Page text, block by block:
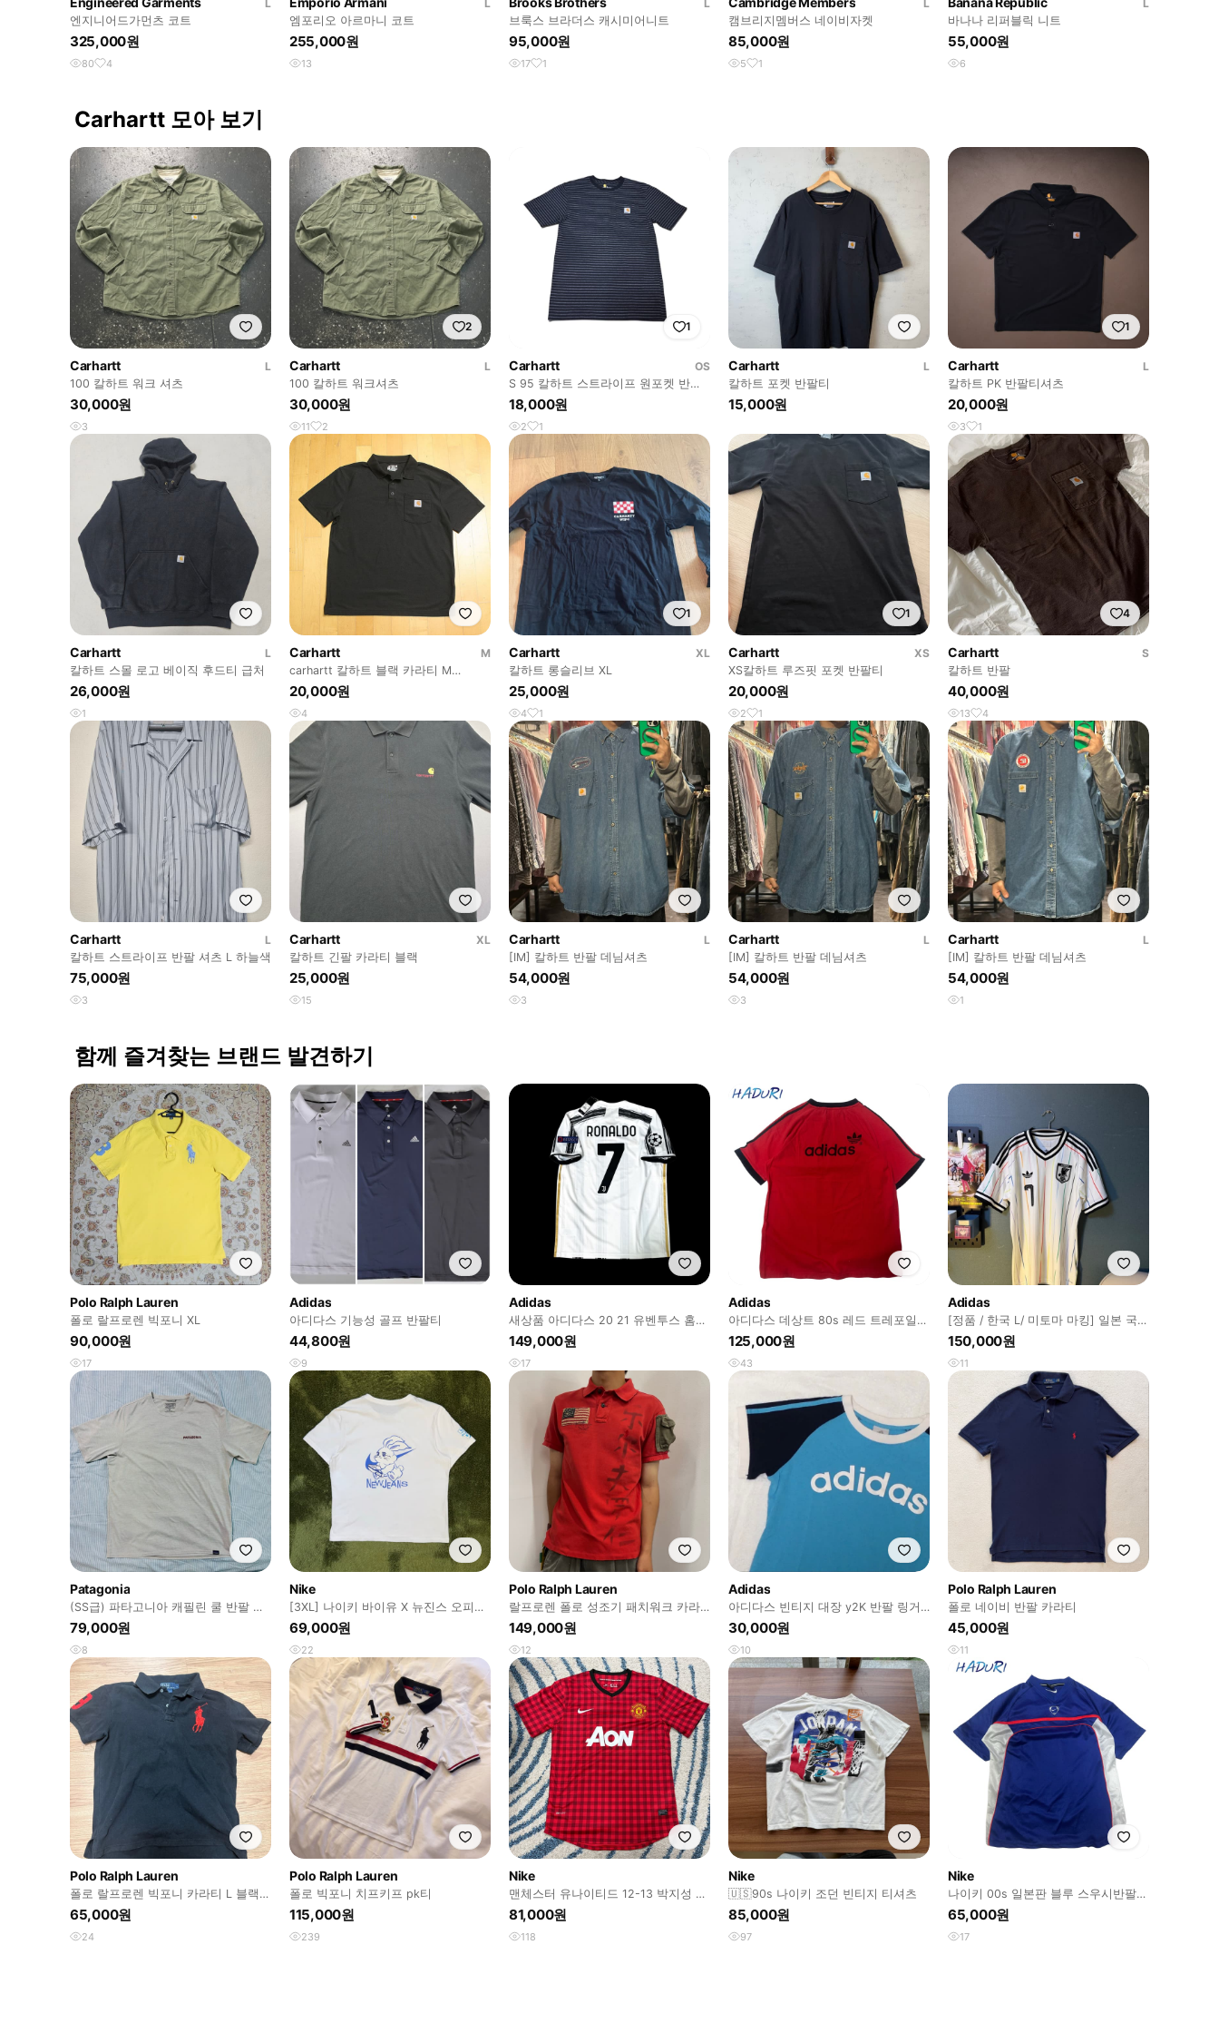
L
엔지니어드가먼츠 코트
325,000원
80 4
L
엠포리오 아르마니 코트
255,000원
13
L
브룩스 브라더스 캐시미어니트
95,000원
17 1
L
캠브리지멤버스 네이비자켓
85,000원
5 1
L
바나나 리퍼블릭 니트
55,000원
6
Carhartt 모아 보기
Carhartt
L
100 칼하트 워크 셔츠
30,000원
3
2
Carhartt
L
100 칼하트 워크셔츠
30,000원
11 2
1
Carhartt
OS
S 95 칼하트 스트라이프 원포켓 반팔
티
18,000원
2 1
Carhartt
L
칼하트 포켓 반팔티
15,000원
1
Carhartt
L
칼하트 PK 반팔티셔츠
20,000원
3 1
Carhartt
L
칼하트 스몰 로고 베이직 후드티 급처
26,000원
1
Carhartt
M
carhartt 칼하트 블랙 카라티 M
/TSS_3762/
20,000원
4
1
Carhartt
XL
칼하트 롱슬리브 XL
25,000원
4 1
1
Carhartt
XS
XS칼하트 루즈핏 포켓 반팔티
20,000원
2 1
4
Carhartt
S
칼하트 반팔
40,000원
13 4
Carhartt
L
칼하트 스트라이프 반팔 셔츠 L 하늘색
75,000원
3
Carhartt
XL
칼하트 긴팔 카라티 블랙
25,000원
15
Carhartt
L
[IM] 칼하트 반팔 데님셔츠
54,000원
3
Carhartt
L
[IM] 칼하트 반팔 데님셔츠
54,000원
3
Carhartt
L
[IM] 칼하트 반팔 데님셔츠
54,000원
1
함께 즐겨찾는 브랜드 발견하기
Polo Ralph Lauren
폴로 랄프로렌 빅포니 XL
90,000원
17
Adidas
아디다스 기능성 골프 반팔티
44,800원
9
Adidas
새상품 아디다스 20 21 유벤투스 홈
호날두 유니폼
149,000원
17
Adidas
아디다스 데상트 80s 레드 트레포일로
고반팔 95
125,000원
43
Adidas
[정품 / 한국 L/ 미토마 마킹] 일본 국대
어웨이 유니폼
150,000원
11
Patagonia
(SS급) 파타고니아 캐필린 쿨 반팔 아
이보리 M
79,000원
8
Nike
[3XL] 나이키 바이유 X 뉴진스 오피셜
커스텀 티셔츠 화이트
69,000원
22
Polo Ralph Lauren
랄프로렌 폴로 성조기 패치워크 카라
티셔츠 (M)
149,000원
12
Adidas
아디다스 빈티지 대장 y2K 반팔 링거
티 어항빈티지
30,000원
10
Polo Ralph Lauren
폴로 네이비 반팔 카라티
45,000원
11
Polo Ralph Lauren
폴로 랄프로렌 빅포니 카라티 L 블랙
레드 로고
65,000원
24
Polo Ralph Lauren
폴로 빅포니 치프키프 pk티
115,000원
239
Nike
맨체스터 유나이티드 12-13 박지성 홈
져지
81,000원
118
Nike
🇺🇸90s 나이키 조던 빈티지 티셔츠
85,000원
97
Nike
나이키 00s 일본판 블루 스우시반팔저
지 L
65,000원
17